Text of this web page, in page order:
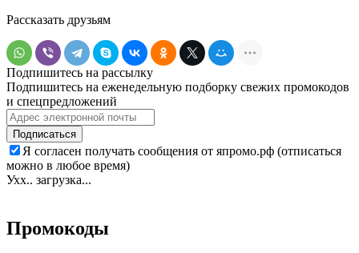
Рассказать друзьям
Подпишитесь на рассылку
Подпишитесь на еженедельную подборку свежих промокодов
и спецпредложений
Подписаться
Я согласен получать сообщения от япромо.рф (отписаться
можно в любое время)
Ухх.. загрузка...
Промокоды